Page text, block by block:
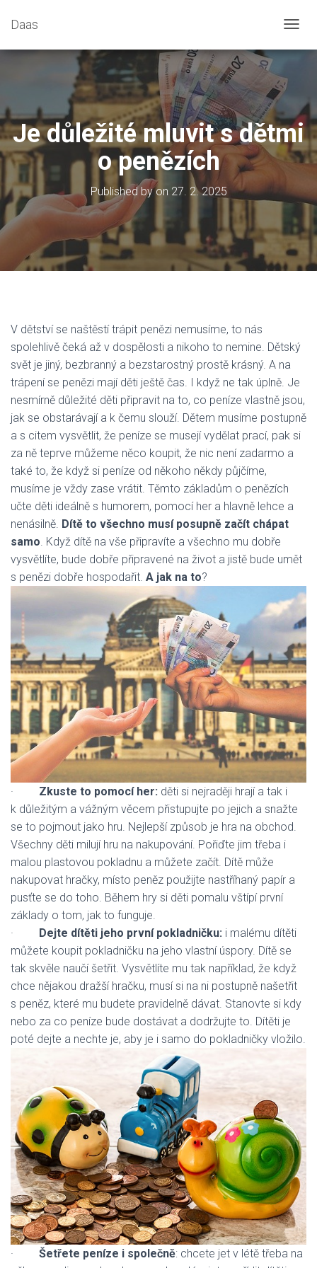
Daas
O
N
A
V
T
O
N
Je důležité mluvit s dětmi
o penězích
Published byon 27. 2. 2025
V dětství se naštěstí trápit penězi nemusíme, to nás
spolehlivě čeká až v dospělosti a nikoho to nemine. Dětský
svět je jiný, bezbranný a bezstarostný prostě krásný. A na
trápení se penězi mají děti ještě čas. I když ne tak úplně. Je
nesmírně důležité děti připravit na to, co peníze vlastně jsou,
jak se obstarávají a k čemu slouží. Dětem musíme postupně
a s citem vysvětlit, že peníze se musejí vydělat prací, pak si
za ně teprve můžeme něco koupit, že nic není zadarmo a
také to, že když si peníze od někoho někdy půjčíme,
musíme je vždy zase vrátit. Těmto základům o penězích
učte děti ideálně s humorem, pomocí her a hlavně lehce a
nenásilně. Dítě to všechno musí posupně začít chápat
samo. Když dítě na vše připravíte a všechno mu dobře
vysvětlíte, bude dobře připravené na život a jistě bude umět
s penězi dobře hospodařit. A jak na to?
· Zkuste to pomocí her: děti si nejraději hrají a tak i
k důležitým a vážným věcem přistupujte po jejich a snažte
se to pojmout jako hru. Nejlepší způsob je hra na obchod.
Všechny děti milují hru na nakupování. Pořiďte jim třeba i
malou plastovou pokladnu a můžete začít. Dítě může
nakupovat hračky, místo peněz použijte nastříhaný papír a
pusťte se do toho. Během hry si děti pomalu vštípí první
základy o tom, jak to funguje.
·
Dejte dítěti jeho první pokladničku: i malému dítěti
můžete koupit pokladničku na jeho vlastní úspory. Dítě se
tak skvěle naučí šetřit. Vysvětlíte mu tak například, že když
chce nějakou dražší hračku, musí si na ni postupně našetřit
s peněz, které mu budete pravidelně dávat. Stanovte si kdy
nebo za co peníze bude dostávat a dodržujte to. Dítěti je
poté dejte a nechte je, aby je i samo do pokladničky vložilo.
· Šetřete peníze i společně: chcete jet v létě třeba na